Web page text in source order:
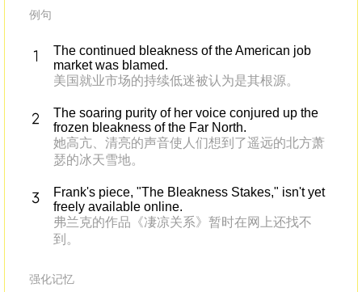
例句
The continued bleakness of the American job
market was blamed.
美国就业市场的持续低迷被认为是其根源。
The soaring purity of her voice conjured up the
frozen bleakness of the Far North.
她高亢、清亮的声音使人们想到了遥远的北方萧
瑟的冰天雪地。
Frank's piece, "The Bleakness Stakes," isn't yet
freely available online.
弗兰克的作品《凄凉关系》暂时在网上还找不
到。
强化记忆